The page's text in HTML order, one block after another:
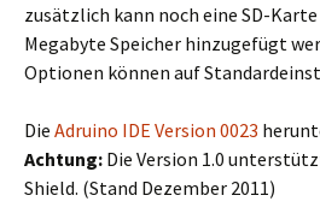
zusätzlich kann noch eine SD-
Megabyte Speicher hinzugefügt
Optionen können auf
Die Adruino IDE Version 0023
Achtung: Die Version 1.0
Shield. (Stand Dezember 2011)